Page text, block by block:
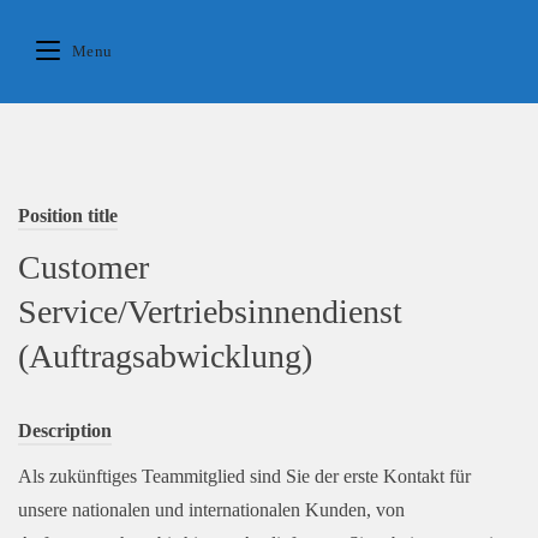
Menu
Position title
Customer
Service/Vertriebsinnendienst
(Auftragsabwicklung)
Description
Als zukünftiges Teammitglied sind Sie der erste Kontakt für
unsere nationalen und internationalen Kunden, von